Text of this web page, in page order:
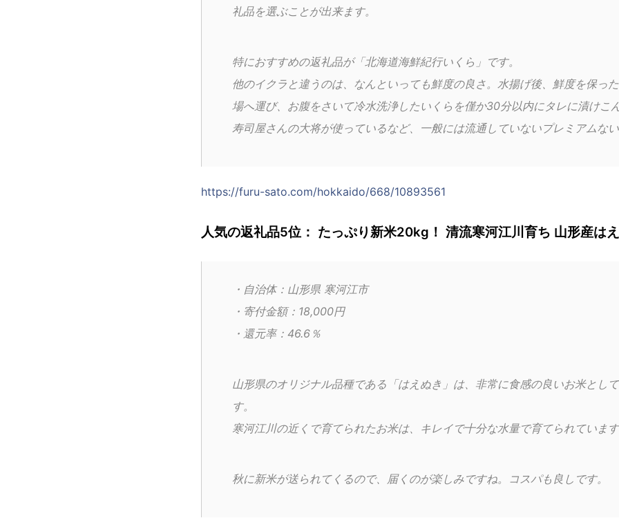
礼品を選ぶことが出来ます。
特におすすめの返礼品が「北海道海鮮紀行いくら」です。
他のイクラと違うのは、なんといっても鮮度の良さ。水揚げ後、鮮度を保っ
場へ運び、お腹をさいて冷水洗浄したいくらを僅か30分以内にタレに漬けこ
寿司屋さんの大将が使っているなど、一般には流通していないプレミアムな
https://furu-sato.com/hokkaido/668/10893561
人気の返礼品5位： たっぷり新米20kg！ 清流寒河江川育ち 山形産は
・自治体：山形県 寒河江市
・寄付金額：18,000円
・還元率：46.6％
山形県のオリジナル品種である「はえぬき」は、非常に食感の良いお米とし
す。
寒河江川の近くで育てられたお米は、キレイで十分な水量で育てられていま
秋に新米が送られてくるので、届くのが楽しみですね。コスパも良しです。